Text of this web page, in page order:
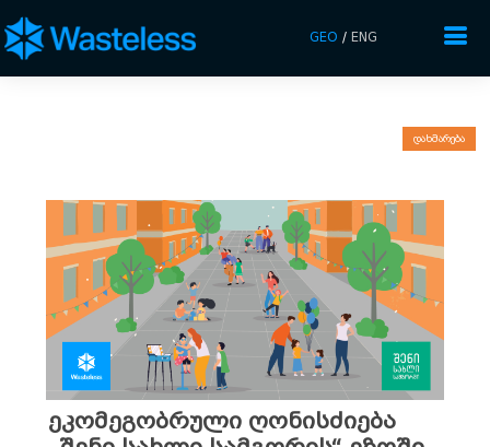
GEO /ENG
დახმარება
ეკომეგობრული ღონისძიება